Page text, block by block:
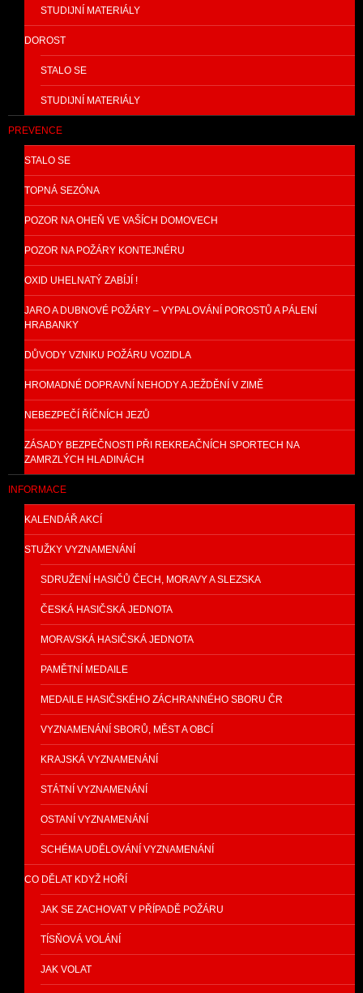
STUDIJNÍ MATERIÁLY
DOROST
STALO SE
STUDIJNÍ MATERIÁLY
PREVENCE
STALO SE
TOPNÁ SEZÓNA
POZOR NA OHEŇ VE VAŠÍCH DOMOVECH
POZOR NA POŽÁRY KONTEJNÉRU
OXID UHELNATÝ ZABÍJÍ !
JARO A DUBNOVÉ POŽÁRY – VYPALOVÁNÍ POROSTŮ A PÁLENÍ
HRABANKY
DŮVODY VZNIKU POŽÁRU VOZIDLA
HROMADNÉ DOPRAVNÍ NEHODY A JEŽDĚNÍ V ZIMĚ
NEBEZPEČÍ ŘÍČNÍCH JEZŮ
ZÁSADY BEZPEČNOSTI PŘI REKREAČNÍCH SPORTECH NA
ZAMRZLÝCH HLADINÁCH
INFORMACE
KALENDÁŘ AKCÍ
STUŽKY VYZNAMENÁNÍ
SDRUŽENÍ HASIČŮ ČECH, MORAVY A SLEZSKA
ČESKÁ HASIČSKÁ JEDNOTA
MORAVSKÁ HASIČSKÁ JEDNOTA
PAMĚTNÍ MEDAILE
MEDAILE HASIČSKÉHO ZÁCHRANNÉHO SBORU ČR
VYZNAMENÁNÍ SBORŮ, MĚST A OBCÍ
KRAJSKÁ VYZNAMENÁNÍ
STÁTNÍ VYZNAMENÁNÍ
OSTANÍ VYZNAMENÁNÍ
SCHÉMA UDĚLOVÁNÍ VYZNAMENÁNÍ
CO DĚLAT KDYŽ HOŘÍ
JAK SE ZACHOVAT V PŘÍPADĚ POŽÁRU
TÍSŇOVÁ VOLÁNÍ
JAK VOLAT